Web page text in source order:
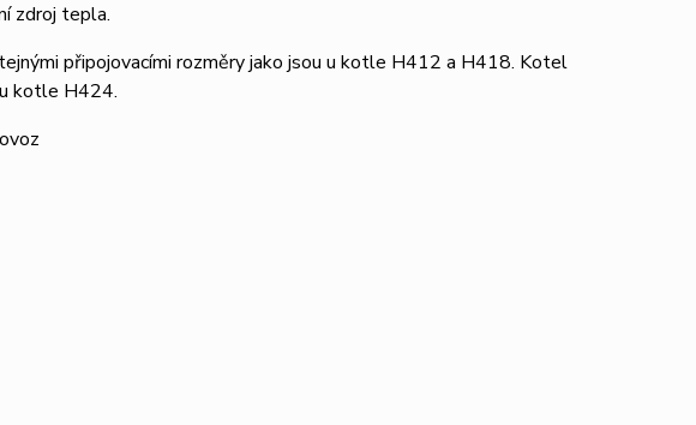
zdroj tepla.
připojovacími rozměry jako jsou u kotle H412 a H418. Kotel
kotle H424.